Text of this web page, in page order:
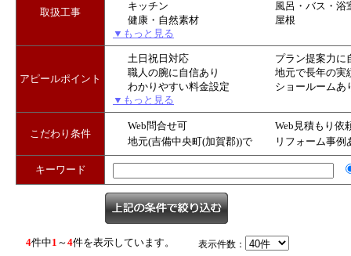
取扱工事
キッチン
風呂・バス・浴
健康・自然素材
屋根
▼もっと見る
アピールポイント
土日祝日対応
プラン提案力に
職人の腕に自信あり
地元で長年の実
わかりやすい料金設定
ショールームあ
▼もっと見る
こだわり条件
Web問合せ可
Web見積もり依
地元(吉備中央町(加賀郡))で
営業
リフォーム事例
キーワード
4件中1 ～4件を表示しています。 表示件数：